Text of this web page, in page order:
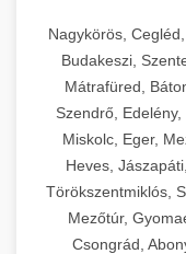
Nagykörös,
Budakeszi,
Mátrafüred,
Szendrő,
Miskolc, Eger,
Heves,
Törökszentmiklós,
Mezőtúr,
Csongrád,